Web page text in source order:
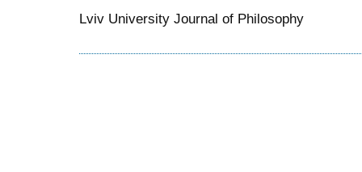
Lviv University Journal of Philosophy